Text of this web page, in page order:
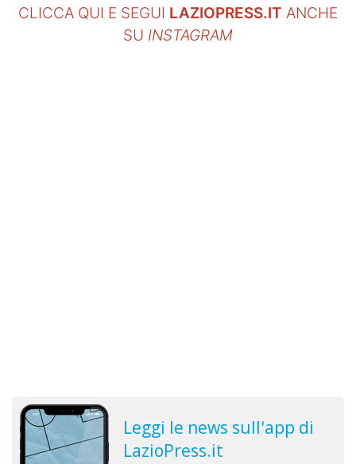
CLICCA QUI E SEGUI LAZIOPRESS.IT ANCHE
SU INSTAGRAM